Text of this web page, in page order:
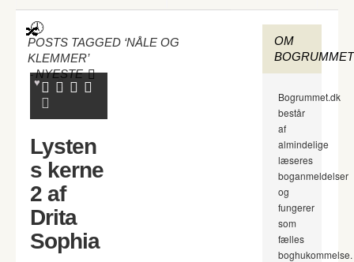
POSTS TAGGED ‘NÅLE OG
KLEMMER’
-NYESTE
Lysten
s kerne
2 af
Drita
Sophia
OM
BOGRUMMET
Bogrummet.dk
består
af
almindelige
læseres
boganmeldelser
og
fungerer
som
fælles
boghukommelse.